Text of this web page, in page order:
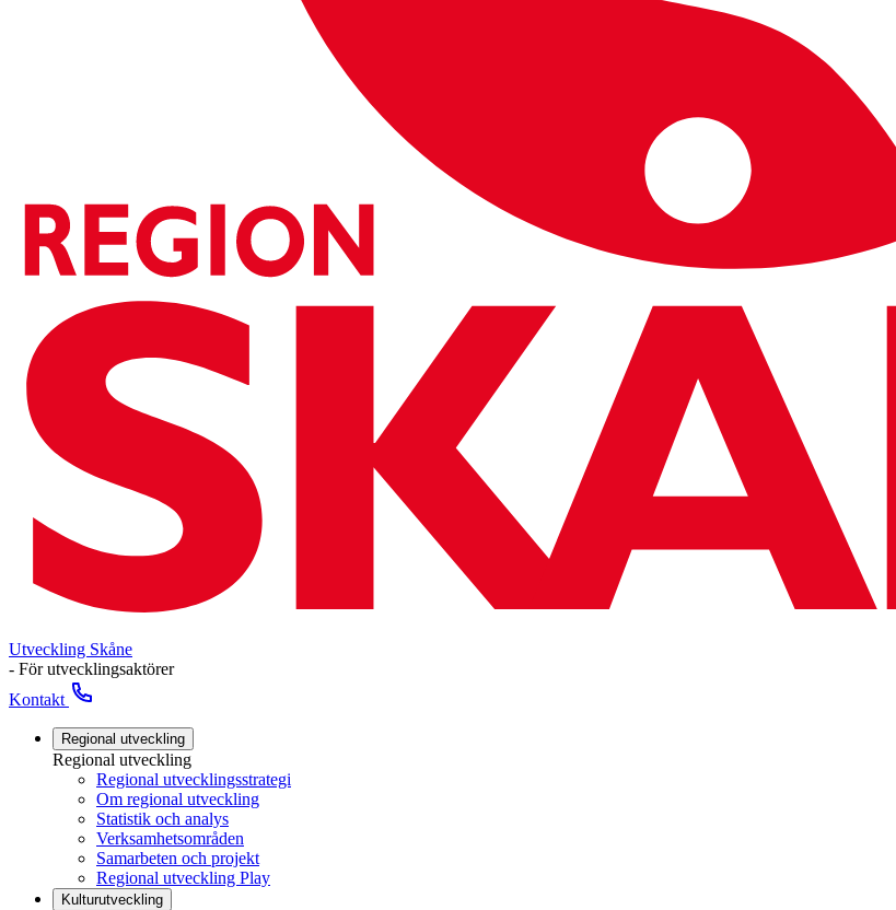
Utveckling Skåne
- För utvecklingsaktörer
Kontakt
Regional utveckling
Regional utveckling
Regional utvecklingsstrategi
Om regional utveckling
Statistik och analys
Verksamhetsområden
Samarbeten och projekt
Regional utveckling Play
Kulturutveckling